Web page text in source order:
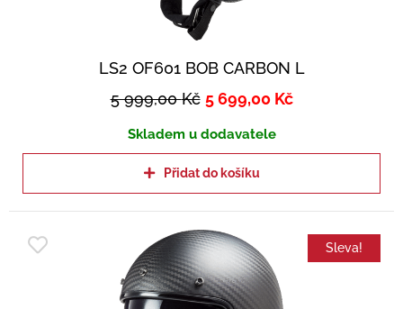
LS2 OF601 BOB CARBON L
5 999,00Kč 5 699,00 Kč
Skladem u dodavatele
Přidat do košíku
Sleva!